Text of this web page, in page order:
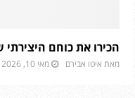
הכירו את כוחם היצירתי
מאת איטו אבירם מאי 10, 2026